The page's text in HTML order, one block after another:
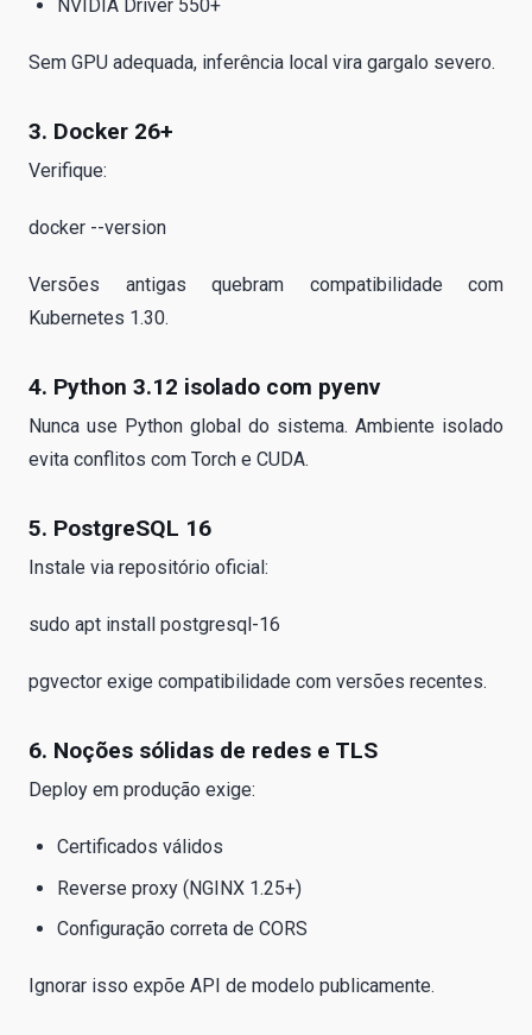
NVIDIA Driver 550+
Sem GPU adequada, inferência local vira gargalo severo.
3. Docker 26+
Verifique:
docker --version
Versões antigas quebram compatibilidade com
Kubernetes 1.30.
4. Python 3.12 isolado com pyenv
Nunca use Python global do sistema. Ambiente isolado
evita conflitos com Torch e CUDA.
5. PostgreSQL 16
Instale via repositório oficial:
sudo apt install postgresql-16
pgvector exige compatibilidade com versões recentes.
6. Noções sólidas de redes e TLS
Deploy em produção exige:
Certificados válidos
Reverse proxy (NGINX 1.25+)
Configuração correta de CORS
Ignorar isso expõe API de modelo publicamente.